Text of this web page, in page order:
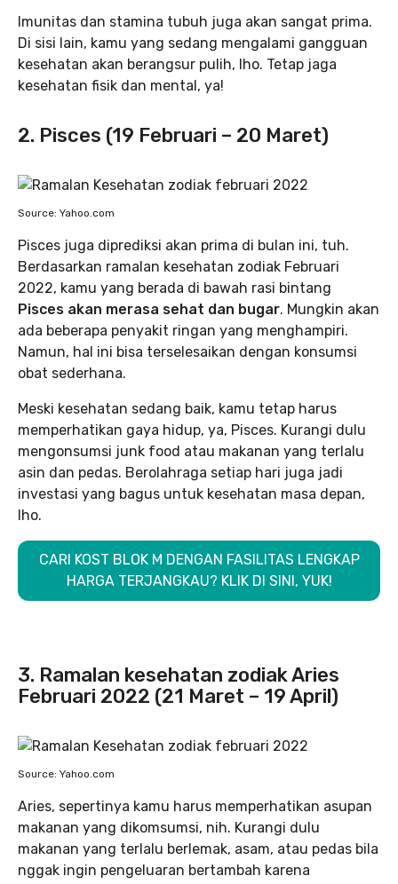
Imunitas dan stamina tubuh juga akan sangat prima.
Di sisi lain, kamu yang sedang mengalami gangguan
kesehatan akan berangsur pulih, lho. Tetap jaga
kesehatan fisik dan mental, ya!
2. Pisces (19 Februari – 20 Maret)
Source: Yahoo.com
Pisces juga diprediksi akan prima di bulan ini, tuh.
Berdasarkan ramalan kesehatan zodiak Februari
2022, kamu yang berada di bawah rasi bintang
Pisces akan merasa sehat dan bugar. Mungkin akan
ada beberapa penyakit ringan yang menghampiri.
Namun, hal ini bisa terselesaikan dengan konsumsi
obat sederhana.
Meski kesehatan sedang baik, kamu tetap harus
memperhatikan gaya hidup, ya, Pisces. Kurangi dulu
mengonsumsi junk food atau makanan yang terlalu
asin dan pedas. Berolahraga setiap hari juga jadi
investasi yang bagus untuk kesehatan masa depan,
lho.
CARI KOST BLOK M DENGAN FASILITAS LENGKAP
HARGA TERJANGKAU? KLIK DI SINI, YUK!
3. Ramalan kesehatan zodiak Aries
Februari 2022 (21 Maret – 19 April)
Source: Yahoo.com
Aries, sepertinya kamu harus memperhatikan asupan
makanan yang dikomsumsi, nih. Kurangi dulu
makanan yang terlalu berlemak, asam, atau pedas bila
nggak ingin pengeluaran bertambah karena